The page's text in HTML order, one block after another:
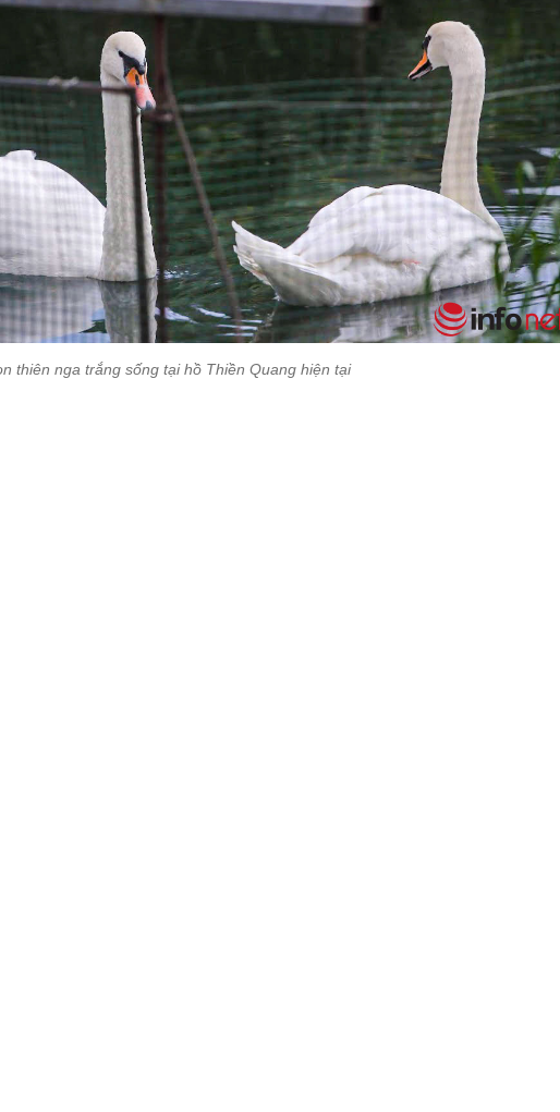
thiên nga trắng sống tại hồ Thiền Quang hiện tại